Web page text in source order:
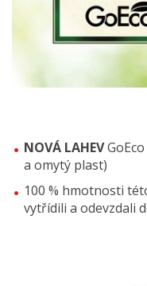
NOVÁ LAHEVGoEco
a omytý plast)
100 % hmotnosti
vytřídili a odevzdali